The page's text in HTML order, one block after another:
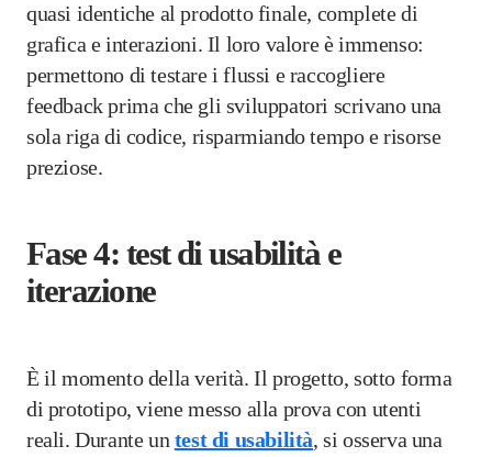
quasi identiche al prodotto finale, complete di
grafica e interazioni. Il loro valore è immenso:
permettono di testare i flussi e raccogliere
feedback prima che gli sviluppatori scrivano una
sola riga di codice, risparmiando tempo e risorse
preziose.
Fase 4: test di usabilità e
iterazione
È il momento della verità. Il progetto, sotto forma
di prototipo, viene messo alla prova con utenti
reali. Durante un test di usabilità, si osserva una